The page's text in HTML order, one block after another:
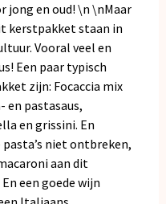
jong en oud! \n \nMaar
kerstpakket staan in
Vooral veel en
Een paar typisch
zijn: Focaccia mix
en pastasaus,
en grissini. En
niet ontbreken,
aan dit
een goede wijn